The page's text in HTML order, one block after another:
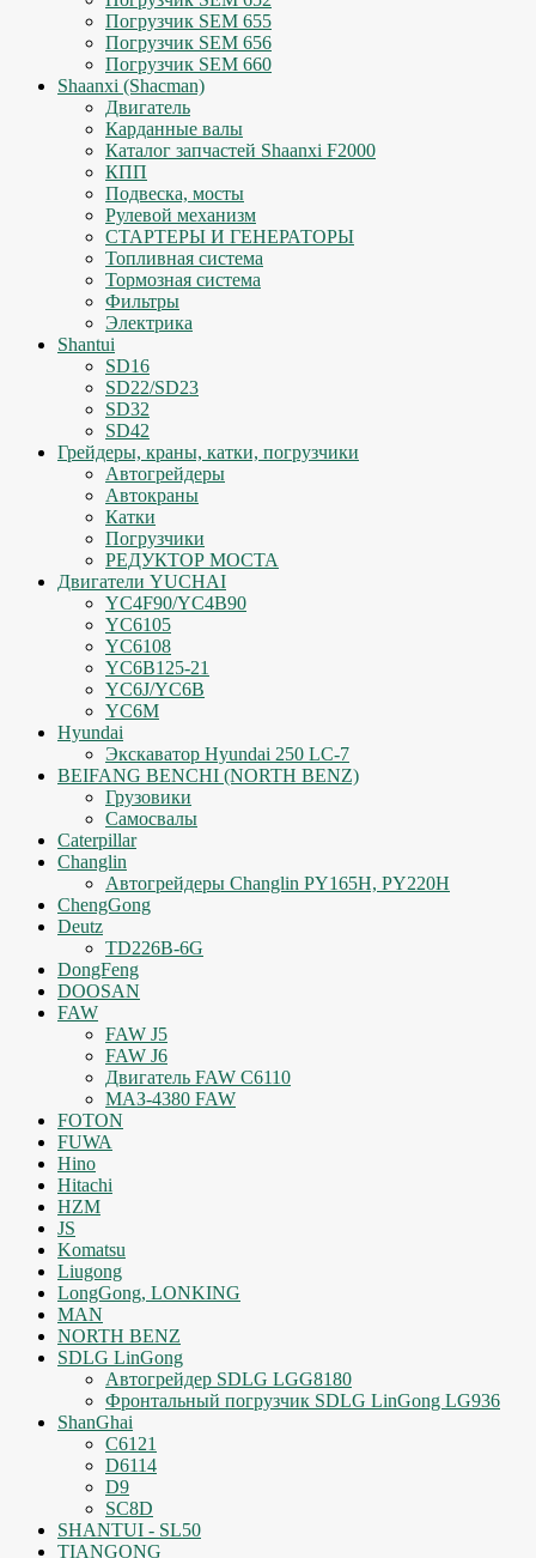
Погрузчик SEM 655
Погрузчик SEM 656
Погрузчик SEM 660
Shaanxi (Shacman)
Двигатель
Карданные валы
Каталог запчастей Shaanxi F2000
КПП
Подвеска, мосты
Рулевой механизм
СТАРТЕРЫ И ГЕНЕРАТОРЫ
Топливная система
Тормозная система
Фильтры
Электрика
Shantui
SD16
SD22/SD23
SD32
SD42
Грейдеры, краны, катки, погрузчики
Автогрейдеры
Автокраны
Катки
Погрузчики
РЕДУКТОР МОСТА
Двигатели YUCHAI
YC4F90/YC4B90
YC6105
YC6108
YC6B125-21
YC6J/YC6B
YC6M
Hyundai
Экскаватор Hyundai 250 LC-7
BEIFANG BENCHI (NORTH BENZ)
Грузовики
Самосвалы
Caterpillar
Changlin
Автогрейдеры Changlin PY165H, PY220H
ChengGong
Deutz
TD226B-6G
DongFeng
DOOSAN
FAW
FAW J5
FAW J6
Двигатель FAW C6110
МАЗ-4380 FAW
FOTON
FUWA
Hino
Hitachi
HZM
JS
Komatsu
Liugong
LongGong, LONKING
MAN
NORTH BENZ
SDLG LinGong
Автогрейдер SDLG LGG8180
Фронтальный погрузчик SDLG LinGong LG936
ShanGhai
C6121
D6114
D9
SC8D
SHANTUI - SL50
TIANGONG